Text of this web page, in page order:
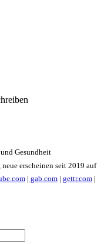
Gesundheit
erscheinen seit 2019 auf
| gab.com | gettr.com |